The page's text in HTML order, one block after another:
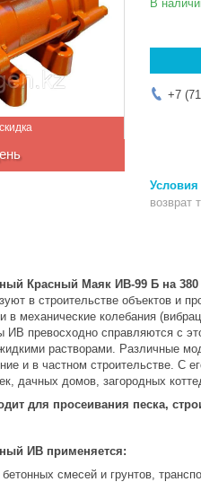
В
+7
возврат
Красный Маяк ИВ-99 Б на 380
в строительстве объектов и
в механические колебания
ИВ превосходно справляются с
растворами. Различные
и в частном строительстве. С
дачных домов, загородных
для просеивания песка,
ИВ применяется:
смесей и грунтов,